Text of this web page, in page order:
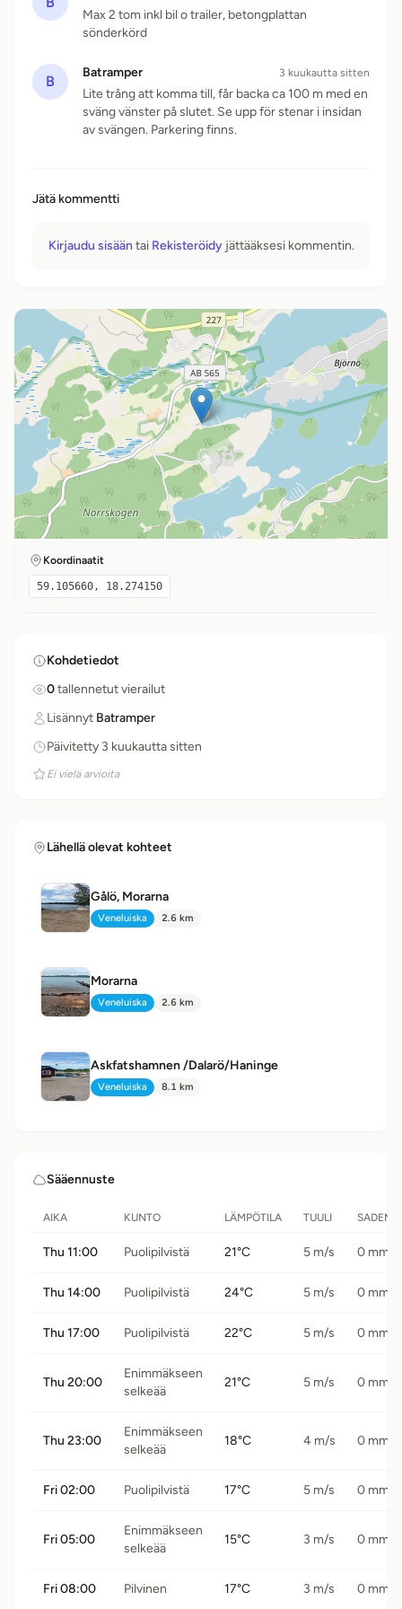
Max 2 tom inkl bil o trailer, betongplattan
sönderkörd
B
Batramper 3 kuukautta sitten
Lite trång att komma till, får backa ca 100 m med en
sväng vänster på slutet. Se upp för stenar i insidan
av svängen. Parkering finns.
Jätä kommentti
Kirjaudu sisään tai Rekisteröidyjättääksesi kommentin.
Koordinaatit
59.105660, 18.274150
Kohdetiedot
0tallennetut vierailut
Lisännyt Batramper
Päivitetty 3 kuukautta sitten
Ei vielä arvioita
Lähellä olevat kohteet
Gålö, Morarna
Tyyppi:
Veneluiska Etäisyys:
2.6 km
Morarna
Tyyppi:
Veneluiska Etäisyys:
2.6 km
Askfatshamnen /Dalarö/Haninge
Tyyppi:
Veneluiska Etäisyys:
8.1 km
Sääennuste
AIKA KUNTO LÄMPÖTILA TUULI
Thu 11:00 Puolipilvistä 21°C 5 m/s 0 mm
Thu 14:00 Puolipilvistä 24°C 5 m/s 0 mm
Thu 17:00 Puolipilvistä 22°C 5 m/s 0 mm
Thu 20:00
Enimmäkseen
selkeää
21°C 5 m/s 0 mm
Thu 23:00
Enimmäkseen
selkeää
18°C 4 m/s 0 mm
Fri 02:00 Puolipilvistä 17°C 5 m/s 0 mm
Fri 05:00
Enimmäkseen
selkeää
15°C 3 m/s 0 mm
Fri 08:00 Pilvinen 17°C 3 m/s 0 mm